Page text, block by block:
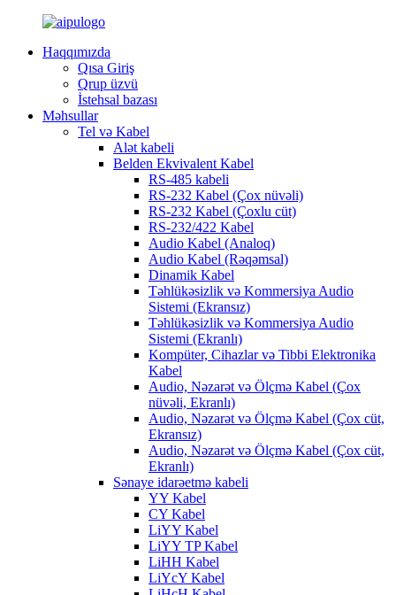
Haqqımızda
Qısa Giriş
Qrup üzvü
İstehsal bazası
Məhsullar
Tel və Kabel
Alət kabeli
Belden Ekvivalent Kabel
RS-485 kabeli
RS-232 Kabel (Çox nüvəli)
RS-232 Kabel (Çoxlu cüt)
RS-232/422 Kabel
Audio Kabel (Analoq)
Audio Kabel (Rəqəmsal)
Dinamik Kabel
Təhlükəsizlik və Kommersiya Audio
Sistemi (Ekransız)
Təhlükəsizlik və Kommersiya Audio
Sistemi (Ekranlı)
Kompüter, Cihazlar və Tibbi Elektronika
Kabel
Audio, Nəzarət və Ölçmə Kabel (Çox
nüvəli, Ekranlı)
Audio, Nəzarət və Ölçmə Kabel (Çox cüt,
Ekransız)
Audio, Nəzarət və Ölçmə Kabel (Çox cüt,
Ekranlı)
Sənaye idarəetmə kabeli
YY Kabel
CY Kabel
LiYY Kabel
LiYY TP Kabel
LiHH Kabel
LiYcY Kabel